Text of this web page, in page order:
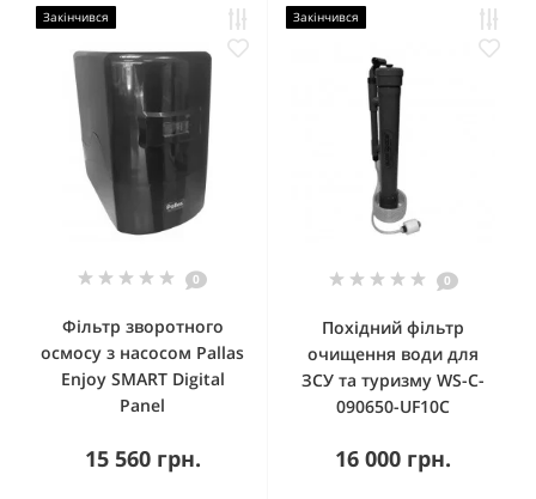
Закінчився
0
Фільтр зворотного
осмосу з насосом Pallas
Enjoy SMART Digital
Panel
15 560 грн.
Закінчився
0
Похідний фільтр
очищення води для
ЗСУ та туризму WS-C-
090650-UF10C
16 000 грн.